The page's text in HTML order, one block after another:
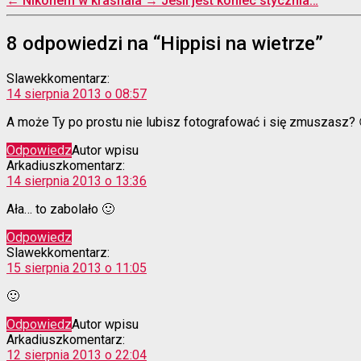
8 odpowiedzi na “Hippisi na wietrze”
Slawekkomentarz:
14 sierpnia 2013 o 08:57
A może Ty po prostu nie lubisz fotografować i się zmuszasz?
OdpowiedzAutor wpisu
Arkadiuszkomentarz:
14 sierpnia 2013 o 13:36
Ała… to zabolało 🙂
Odpowiedz
Slawekkomentarz:
15 sierpnia 2013 o 11:05
🙂
OdpowiedzAutor wpisu
Arkadiuszkomentarz:
12 sierpnia 2013 o 22:04